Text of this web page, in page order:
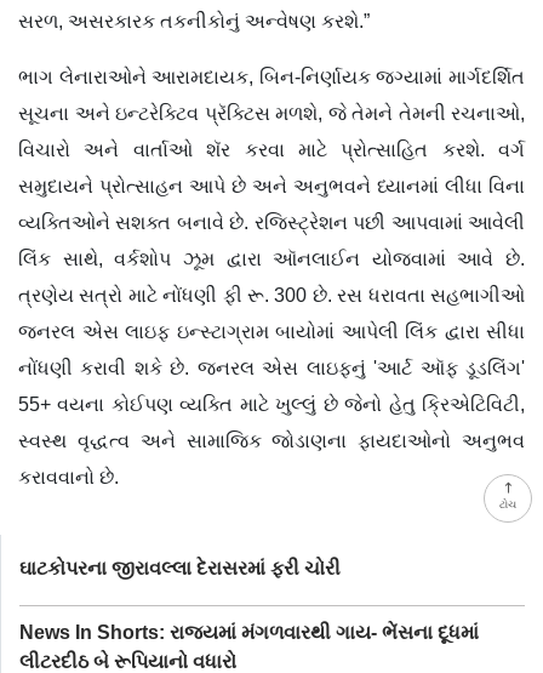
ટોચ
સરળ, અસરકારક તકનીકોનું અન્વેષણ કરશે.”
ભાગ લેનારાઓને આરામદાયક, બિન-નિર્ણાયક જગ્યામાં માર્ગદર્શિત
સૂચના અને ઇન્ટરેક્ટિવ પ્રૅક્ટિસ મળશે, જે તેમને તેમની રચનાઓ,
વિચારો અને વાર્તાઓ શૅર કરવા માટે પ્રોત્સાહિત કરશે. વર્ગ
સમુદાયને પ્રોત્સાહન આપે છે અને અનુભવને ધ્યાનમાં લીધા વિના
વ્યક્તિઓને સશક્ત બનાવે છે. રજિસ્ટ્રેશન પછી આપવામાં આવેલી
લિંક સાથે, વર્કશોપ ઝૂમ દ્વારા ઑનલાઈન યોજવામાં આવે છે.
ત્રણેય સત્રો માટે નોંધણી ફી રૂ. 300 છે. રસ ધરાવતા સહભાગીઓ
જનરલ એસ લાઇફ ઇન્સ્ટાગ્રામ બાયોમાં આપેલી લિંક દ્વારા સીધા
નોંધણી કરાવી શકે છે. જનરલ એસ લાઇફનું 'આર્ટ ઑફ ડૂડલિંગ'
55+ વયના કોઈપણ વ્યક્તિ માટે ખુલ્લું છે જેનો હેતુ ક્રિએટિવિટી,
સ્વસ્થ વૃદ્ધત્વ અને સામાજિક જોડાણના ફાયદાઓનો અનુભવ
કરાવવાનો છે.
ઘાટકોપરના જીરાવલ્લા દેરાસરમાં ફરી ચોરી
News In Shorts: રાજ્યમાં મંગળવારથી ગાય- ભેંસના દૂધમાં
લીટરદીઠ બે રૂપિયાનો વધારો